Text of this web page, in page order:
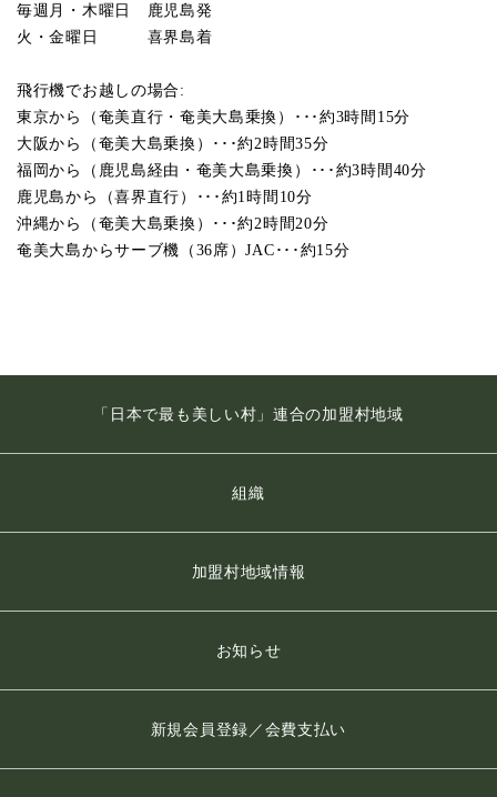
毎週月・木曜日 鹿児島発
火・金曜日 喜界島着
飛行機でお越しの場合:
東京から（奄美直行・奄美大島乗換）･･･約3時間15分
大阪から（奄美大島乗換）･･･約2時間35分
福岡から（鹿児島経由・奄美大島乗換）･･･約3時間40分
鹿児島から（喜界直行）･･･約1時間10分
沖縄から（奄美大島乗換）･･･約2時間20分
奄美大島からサーブ機（36席）JAC･･･約15分
「日本で最も美しい村」連合の加盟村地域
組織
加盟村地域情報
お知らせ
新規会員登録／会費支払い